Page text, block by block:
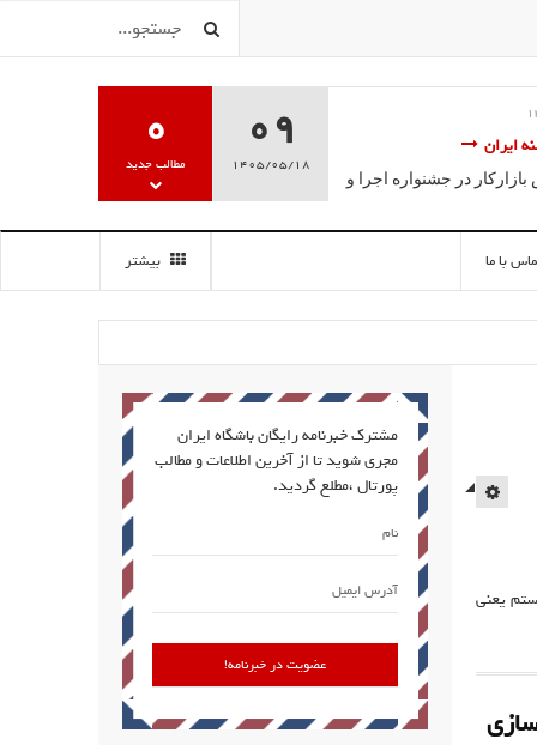
تخصصی گویندگی، فن بیان
سخن آغاز به کار کرد.
09
1405/05/18
0
مطالب جدید
با ما بیشتر
EMPTY
یعنی
مشترک خبرنامه رایگان باشگاه ایران
مجری شوید تا از آخرین اطلاعات و مطالب
پورتال ،مطلع گردید.